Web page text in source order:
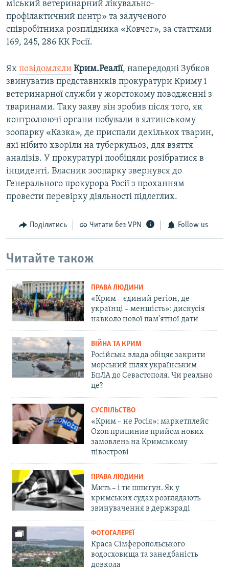
міський ветеринарний лікувально-
профілактичний центр» та залученого
співробітника розплідника «Ковчег», за статтями
169, 245, 286 КК Росії.
Як повідомляли Крим.Реалії, напередодні Зубков
звинуватив представників прокуратури Криму і
ветеринарної служби у жорстокому поводженні з
тваринами. Таку заяву він зробив після того, як
контролюючі органи побували в ялтинському
зоопарку «Казка», де приспали декількох тварин,
які нібито хворіли на туберкульоз, для взяття
аналізів. У прокуратурі пообіцяли розібратися в
інциденті. Власник зоопарку звернувся до
Генерального прокурора Росії з проханням
провести перевірку діяльності підлеглих.
Поділитись Читати без VPN Follow us
Читайте також
ПРАВА ЛЮДИНИ
«Крим – єдиний регіон, де
українці – меншість»: дискусія
навколо нової пам'ятної дати
ВІЙНА ТА КРИМ
Російська влада обіцяє закрити
морський шлях українським
БпЛА до Севастополя. Чи реально
це?
СУСПІЛЬСТВО
«Крим – не Росія»: маркетплейс
Ozon припинив прийом нових
замовлень на Кримському
півострові
ПРАВА ЛЮДИНИ
Мить – і ти шпигун. Як у
кримських судах розглядають
звинувачення в держзраді
ФОТОГАЛЕРЕЇ
Краса Сімферопольського
водосховища та занедбаність
довкола